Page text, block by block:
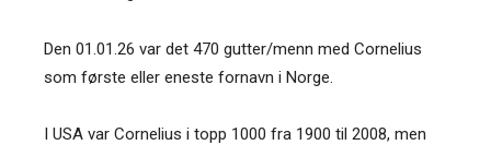
Den 01.01.26 var det 470 gutter/menn med Cornelius
som første eller eneste fornavn i Norge.
I USA var Cornelius i topp 1000 fra 1900 til 2008, men